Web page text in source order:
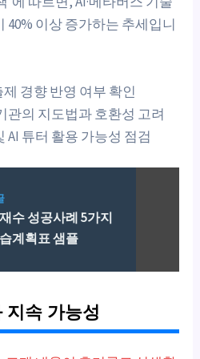
40% 이상 증가하는 추세입니
제 경향 반영 여부 확인
관의 지도법과 호환성 고려
AI 튜터 활용 가능성 점검
수 성공사례 5가지
계획표 샘플
지속 가능성